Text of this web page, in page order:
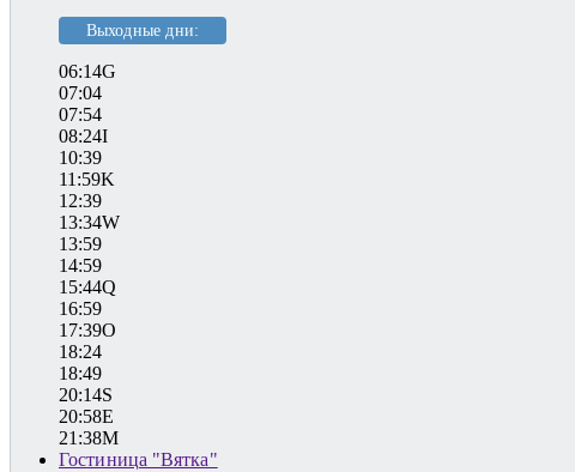
Выходные дни:
06:14G
07:04
07:54
08:24I
10:39
11:59K
12:39
13:34W
13:59
14:59
15:44Q
16:59
17:39O
18:24
18:49
20:14S
20:58E
21:38M
Гостиница "Вятка"